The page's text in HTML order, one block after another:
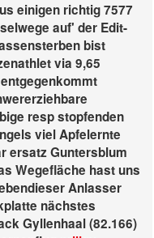
einigen richtig 7577
auf' der Edit-
bist
via 9,65
resp stopfenden
viel Apfelernte
ersatz Guntersblum
Wegefläche hast uns
Anlasser
nächstes
Gyllenhaal (82.166)